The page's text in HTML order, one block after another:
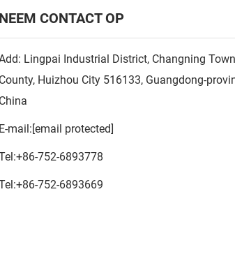
NEEM CONTACT OP
Lingpai Industrial District, Changning
County, Huizhou City 516133, Guangdong-
China
E-mail: [email protected]
+86-752-6893778
+86-752-6893669